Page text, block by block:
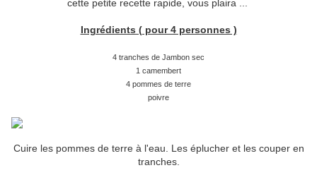
cette petite recette rapide, vous plaira ...
Ingrédients ( pour 4 personnes )
4 tranches de Jambon sec
1 camembert
4 pommes de terre
poivre
Cuire les pommes de terre à l'eau. Les éplucher et les couper en
tranches.